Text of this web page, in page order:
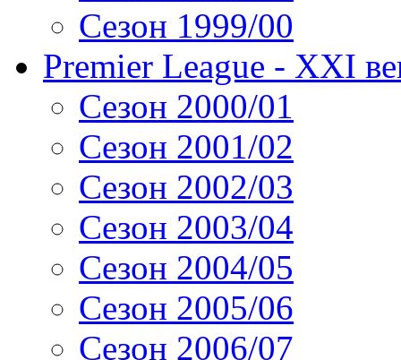
Сезон 1999/00
Premier League - XXI
Сезон 2000/01
Сезон 2001/02
Сезон 2002/03
Сезон 2003/04
Сезон 2004/05
Сезон 2005/06
Сезон 2006/07